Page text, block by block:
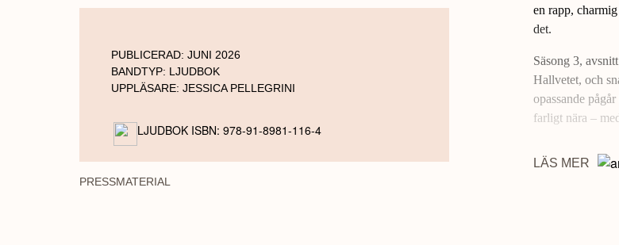
PUBLICERAD: JUNI 2026
BANDTYP: LJUDBOK
UPPLÄSARE: JESSICA PELLEGRINI
LJUDBOK ISBN: 978-91-8981-116-4
PRESSMATERIAL
en rapp,
det.
Säsong 3,
Hallvetet, och
opassande
farligt nära –
fest, här i en
LÄS MER